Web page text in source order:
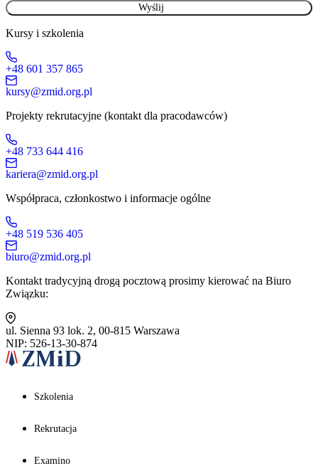
Kursy i szkolenia
+48 601 357 865
kursy@zmid.org.pl
Projekty rekrutacyjne (kontakt dla pracodawców)
+48 733 644 416
kariera@zmid.org.pl
Współpraca, członkostwo i informacje ogólne
+48 519 536 405
biuro@zmid.org.pl
Kontakt tradycyjną drogą pocztową prosimy kierować na Biuro
Związku:
ul. Sienna 93 lok. 2, 00-815 Warszawa
NIP: 526-13-30-874
Szkolenia
Rekrutacja
Examino